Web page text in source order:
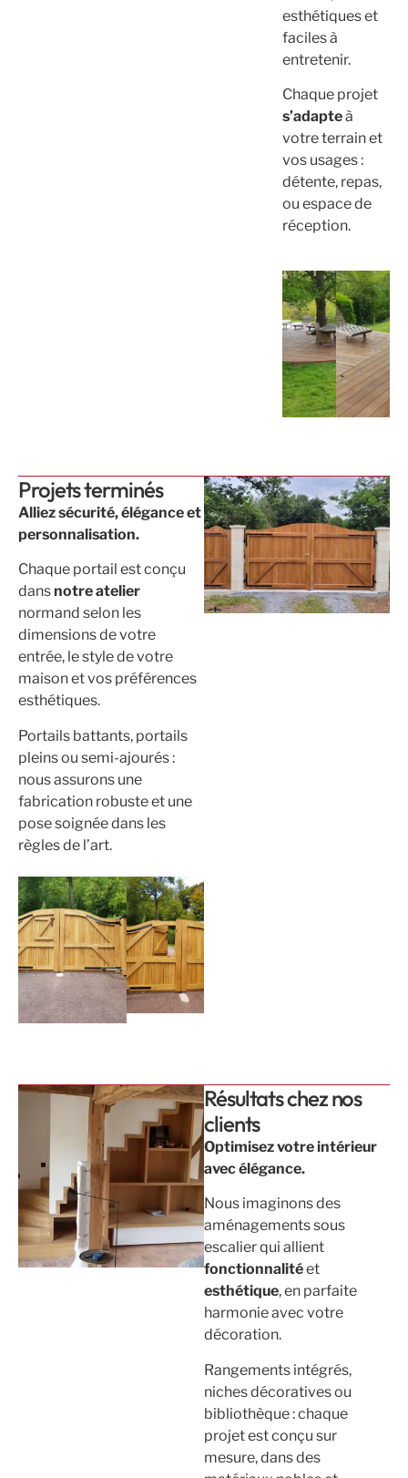
esthétiques et
faciles à
entretenir.
Chaque projet
s’adapteà
votre terrain et
vos usages :
détente, repas,
ou espace de
réception.
Projets terminés
Alliez sécurité, élégance et
personnalisation.
Chaque portail est conçu
dans notre atelier
normand selon les
dimensions de votre
entrée, le style de votre
maison et vos préférences
esthétiques.
Portails battants, portails
pleins ou semi-ajourés :
nous assurons une
fabrication robuste et une
pose soignée dans les
règles de l’art.
Résultats chez nos
clients
Optimisez votre intérieur
avec élégance.
Nous imaginons des
aménagements sous
escalier qui allient
fonctionnalitéet
esthétique, en parfaite
harmonie avec votre
décoration.
Rangements intégrés,
niches décoratives ou
bibliothèque : chaque
projet est conçu sur
mesure, dans des